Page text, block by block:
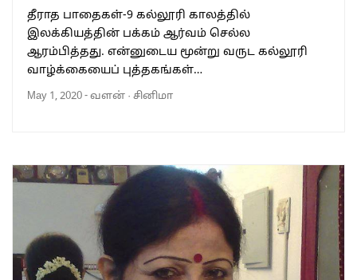
தீராத பாதைகள்-9 கல்லூரி காலத்தில்
இலக்கியத்தின் பக்கம் ஆர்வம் செல்ல
ஆரம்பித்தது. என்னுடைய மூன்று வருட கல்லூரி
வாழ்க்கையைப் புத்தகங்கள்…
May 1, 2020-வளன் · சினிமா